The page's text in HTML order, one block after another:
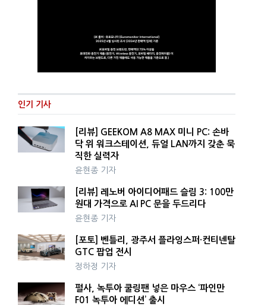
인기 기사
[리뷰] GEEKOM A8 MAX 미니 PC: 손바
닥 위 워크스테이션, 듀얼 LAN까지 갖춘 묵
직한 실력자
윤현종 기자
[리뷰] 레노버 아이디어패드 슬림 3: 100만
원대 가격으로 AI PC 문을 두드리다
윤현종 기자
[포토] 벤틀리, 광주서 플라잉스퍼·컨티넨탈
GTC 팝업 전시
정하정 기자
펄사, 녹투아 쿨링팬 넣은 마우스 ‘파인만
F01 녹투아 에디션’ 출시